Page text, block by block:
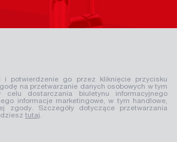
i potwierdzenie go przez kliknięcie przycisku
na przetwarzanie danych osobowych w tym
celu dostarczania biuletynu informacyjnego
informacje marketingowe, w tym handlowe,
zgody. Szczegóły dotyczące przetwarzania
tutaj.